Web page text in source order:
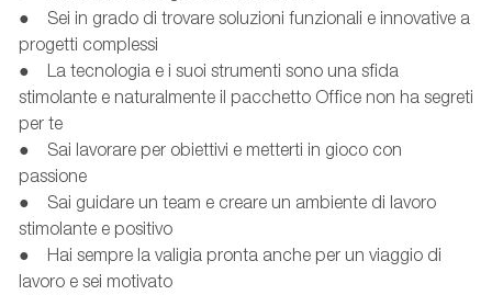
● Sei in grado di trovare soluzioni funzionali e innovative a
progetti complessi
● La tecnologia e i suoi strumenti sono una sfida
stimolante e naturalmente il pacchetto Office non ha segreti
per te
● Sai lavorare per obiettivi e metterti in gioco con
passione
● Sai guidare un team e creare un ambiente di lavoro
stimolante e positivo
● Hai sempre la valigia pronta anche per un viaggio di
lavoro e sei motivato